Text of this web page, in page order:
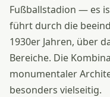
Fußballstadion — es
führt durch die
1930er Jahren, über
Bereiche. Die
monumentaler
besonders vielseitig.